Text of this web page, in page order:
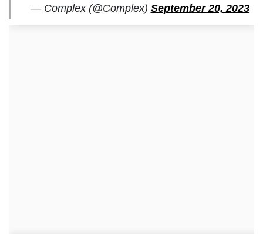
— Complex (@Complex) September 20, 2023